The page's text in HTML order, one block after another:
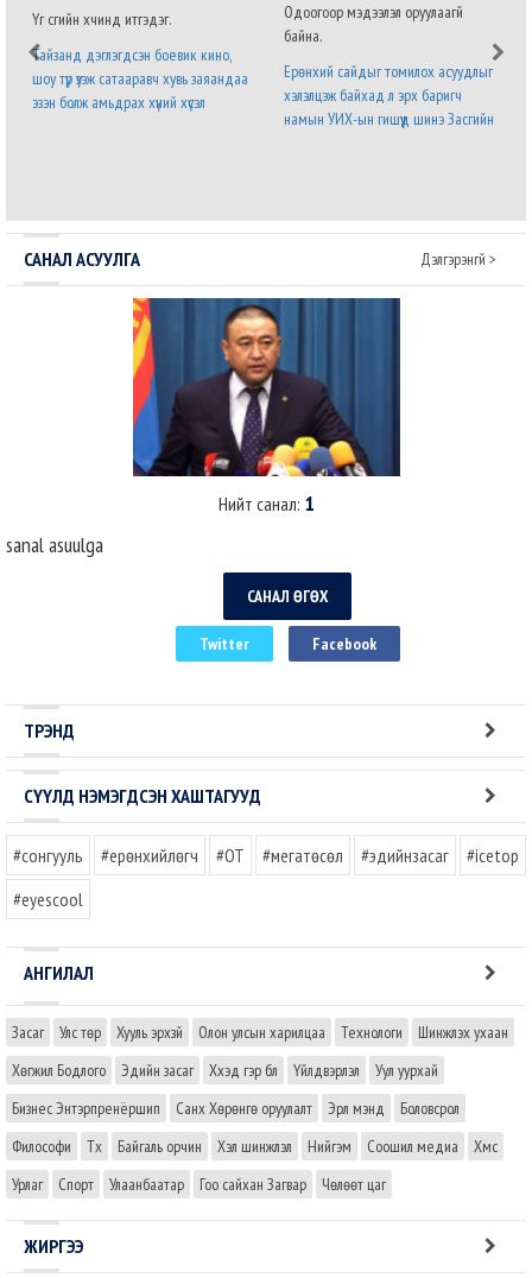
Үг үсгийн хүчинд итгэдэг.
Тайзанд дэглэгдсэн боевик кино,
шоу түр үзэж сатааравч хувь заяандаа
эзэн болж амьдрах хүний хүсэл
Одоогоор мэдээлэл оруулаагүй
байна.
Ерөнхий сайдыг томилох асуудлыг
хэлэлцэж байхад л эрх баригч
намын УИХ-ын гишүүд шинэ Засгийн
САНАЛ АСУУЛГА Дэлгэрэнгүй >
Нийт санал: 1
sanal asuulga
САНАЛ ӨГӨХ
Twitter Facebook
ТРЭНД
СҮҮЛД НЭМЭГДСЭН ХАШТАГУУД
#сонгууль #ерөнхийлөгч #OT #мегатөсөл #эдийнзасаг
#icetop
#eyescool
АНГИЛАЛ
Засаг Улс төр Хууль эрхзүй Олон улсын харилцаа Технологи
Шинжлэх ухаан
Хөгжил Бодлого
Эдийн засаг Хүүхэд гэр бүл Үйлдвэрлэл
Уул уурхай
Бизнес Энтэрпренёршип
Санхүү Хөрөнгө оруулалт Эрүүл мэнд
Боловсрол
Философи
Түүх Байгаль орчин Хэл шинжлэл Нийгэм Соошил медиа
Хүмүүс
Урлаг
Спорт Улаанбаатар Гоо сайхан Загвар Чөлөөт цаг
ЖИРГЭЭ